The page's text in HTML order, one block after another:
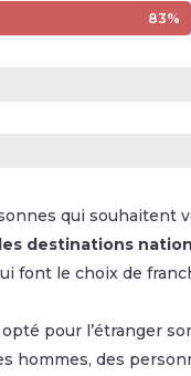
83%
83%
qui souhaitent
destinations
font le choix de
pour l’étranger
hommes, des